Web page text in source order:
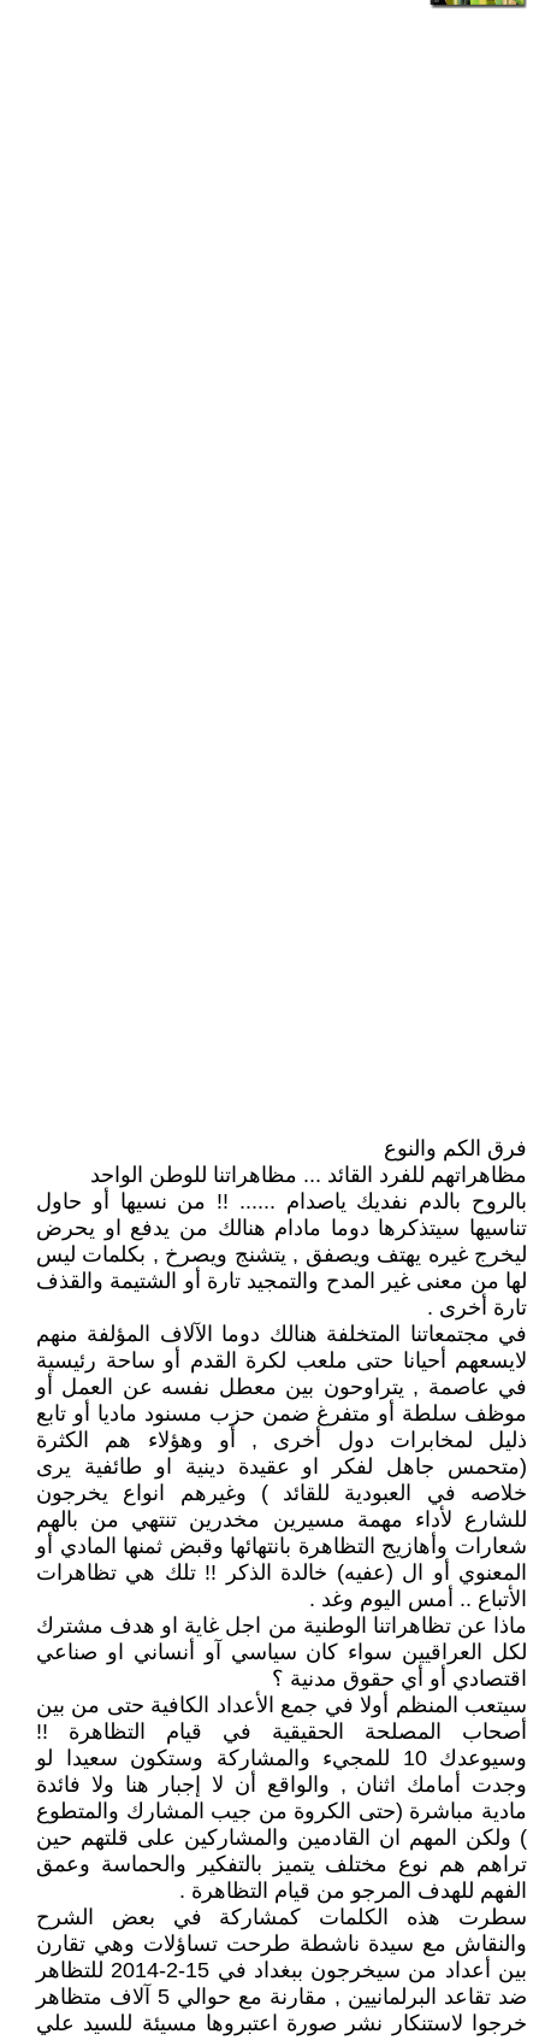
فرق الكم والنوع
مظاهراتهم للفرد القائد ... مظاهراتنا للوطن الواحد
بالروح بالدم نفديك ياصدام ...... !! من نسيها أو حاول
تناسيها سيتذكرها دوما مادام هنالك من يدفع او يحرض
ليخرج غيره يهتف ويصفق , يتشنج ويصرخ , بكلمات ليس
لها من معنى غير المدح والتمجيد تارة أو الشتيمة والقذف
تارة أخرى .
في مجتمعاتنا المتخلفة هنالك دوما الآلاف المؤلفة منهم
لايسعهم أحيانا حتى ملعب لكرة القدم أو ساحة رئيسية
في عاصمة , يتراوحون بين معطل نفسه عن العمل أو
موظف سلطة أو متفرغ ضمن حزب مسنود ماديا أو تابع
ذليل لمخابرات دول أخرى , أو وهؤلاء هم الكثرة
(متحمس جاهل لفكر او عقيدة دينية او طائفية يرى
خلاصه في العبودية للقائد ) وغيرهم انواع يخرجون
للشارع لأداء مهمة مسيرين مخدرين تنتهي من بالهم
شعارات وأهازيج التظاهرة بانتهائها وقبض ثمنها المادي أو
المعنوي أو ال (عفيه) خالدة الذكر !! تلك هي تظاهرات
الأتباع .. أمس اليوم وغد .
ماذا عن تظاهراتنا الوطنية من اجل غاية او هدف مشترك
لكل العراقيين سواء كان سياسي آو أنساني او صناعي
اقتصادي أو أي حقوق مدنية ؟
سيتعب المنظم أولا في جمع الأعداد الكافية حتى من بين
أصحاب المصلحة الحقيقية في قيام التظاهرة !!
وسيوعدك 10 للمجيء والمشاركة وستكون سعيدا لو
وجدت أمامك اثنان , والواقع أن لا إجبار هنا ولا فائدة
مادية مباشرة (حتى الكروة من جيب المشارك والمتطوع
) ولكن المهم ان القادمين والمشاركين على قلتهم حين
تراهم هم نوع مختلف يتميز بالتفكير والحماسة وعمق
الفهم للهدف المرجو من قيام التظاهرة .
سطرت هذه الكلمات كمشاركة في بعض الشرح
والنقاش مع سيدة ناشطة طرحت تساؤلات وهي تقارن
بين أعداد من سيخرجون ببغداد في 15-2-2014 للتظاهر
ضد تقاعد البرلمانيين , مقارنة مع حوالي 5 آلاف متظاهر
خرجوا لاستنكار نشر صورة اعتبروها مسيئة للسيد علي